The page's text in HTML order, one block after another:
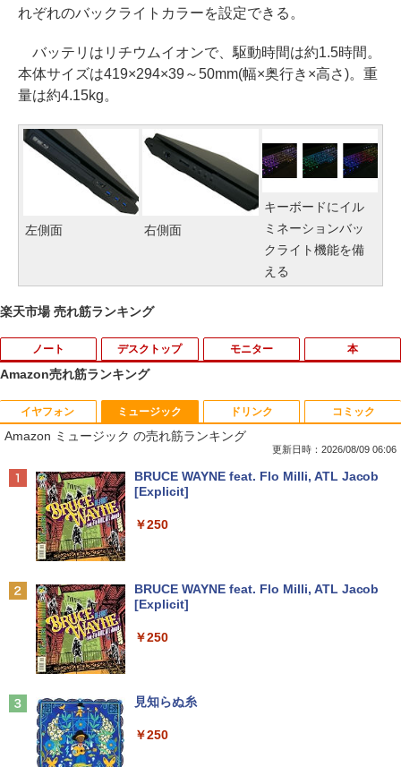
れぞれのバックライトカラーを設定できる。
バッテリはリチウムイオンで、駆動時間は約1.5時間。
本体サイズは419×294×39～50mm(幅×奥行き×高さ)。重
量は約4.15kg。
左側面 右側面
キーボードにイル
ミネーションバッ
クライト機能を備
える
楽天市場 売れ筋ランキング
ノート デスクトップ モニター 本
1 音羽美奈写真集（仮） [ 音羽美奈 ]
￥4,290
Amazon売れ筋ランキング
イヤフォン
Anker Soundcore P40i オフホワイト
Anker Soundcore P31i ブラック
Anker Soundcore Liberty 5 ミッドナイトブ
ミュージック
Amazon ミュージック の売れ筋ランキング
更新日時：2026/08/09 06:06
BRUCE WAYNE feat. Flo Milli, ATL Jacob
[Explicit]
￥250
BRUCE WAYNE feat. Flo Milli, ATL Jacob
[Explicit]
￥250
見知らぬ糸
￥250
ドリンク コミック